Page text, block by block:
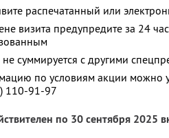
распечатанный или
визита предупредите за 24
не суммируется с другими
по условиям акции можно
110-91-97
по 30 сентября 2025